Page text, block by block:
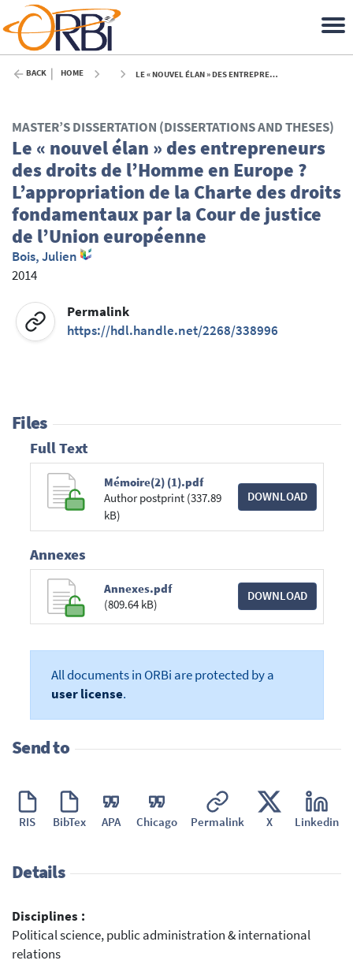
BACK HOME LE « NOUVEL ÉLAN » DES ENTREPRENEURS DES DROITS DE L’HOMME EN EUROPE ? L’APPROPRIATION DE LA CHARTE DES DROITS FONDAMENTAUX PAR LA COUR DE JUSTICE DE L’UNION EUROPÉENNE - 2014
MASTER’S DISSERTATION (DISSERTATIONS AND THESES)
Le « nouvel élan » des entrepreneurs
des droits de l’Homme en Europe ?
L’appropriation de la Charte des droits
fondamentaux par la Cour de justice
de l’Union européenne
Bois, Julien
2014
Permalink
https://hdl.handle.net/2268/338996
Files
Full Text
Mémoire(2) (1).pdf
Author postprint (337.89
kB)
DOWNLOAD
Annexes
Annexes.pdf
(809.64 kB)
DOWNLOAD
All documents in ORBi are protected by a
user license.
Send to
RIS BibTex APA Chicago Permalink X Linkedin
Details
Disciplines :
Political science, public administration & international
relations